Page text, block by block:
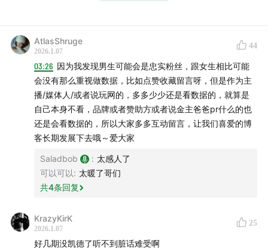
/ 本期内容：
Woo市集是最后一届了吗？
周边卫衣补货惨遭滞销
第一次经历亲人去世
看房竟然还要验资？
厨房装修背后反映的社会现象
大阪逛街体验也太差了
京都与“东土大唐”
整牙整出了维权
刚到韩国就把护照和现金全丢了
AtlasShruge
2026.1.07
44
03:26 因为我发现男生可能会是忠实粉丝，跟女生相比可能
会没有那么重视做数据，比如点赞收藏留言呀，但是作为主
播/媒体人/或者说玩网的，多多少少还是看数据的，就算是
自己本身不看，品牌或者赞助方或者说金主爸爸pr什么的也
还是会看数据的，所以大家多多互动留言，让我们喜爱的博
客长期发展下去哦～爱大家
Saladbob : 太感人了
可以可以: 太暖了哥们
共4条回复
KrazyKirK
2026.1.07
25
好几期没凯德了听不到脏话难受啊